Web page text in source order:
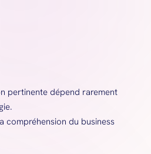
pertinente dépend rarement
compréhension du business